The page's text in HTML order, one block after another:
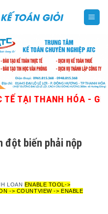
THANH HÓA - GIÁO
đột biến phải nộp
LOAN ENABLE TOOL->
-> COUNTVIEW -> ENABLE